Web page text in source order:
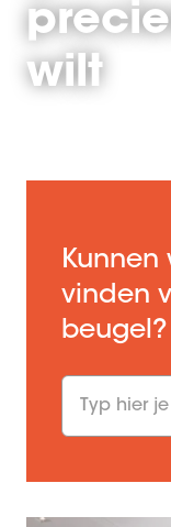
wilt
vinden
beugel?
Grootte tv:
Gewicht: kg